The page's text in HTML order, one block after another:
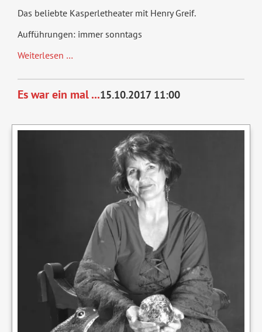
Das beliebte Kasperletheater mit Henry Greif.
Aufführungen: immer sonntags
Weiterlesen …
trallala
Es war ein mal ...15.10.2017 11:00